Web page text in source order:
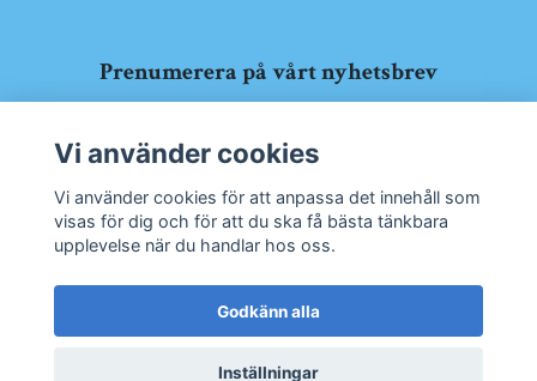
Prenumerera på vårt nyhetsbrev
Vi använder cookies
Vi använder cookies för att anpassa det innehåll som
visas för dig och för att du ska få bästa tänkbara
upplevelse när du handlar hos oss.
Godkänn alla
Inställningar